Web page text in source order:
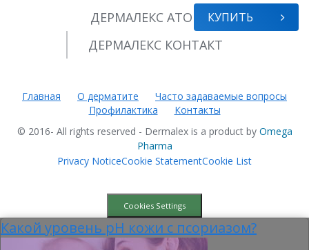
ДЕРМАЛЕКС АТОПИК
ДЕРМАЛЕКС КОНТАКТ
КУПИТЬ
Главная О дерматите
Часто задаваемые вопросы
Профилактика
Контакты
© 2016- All rights reserved - Dermalex is a product by Omega
Pharma
Privacy NoticeCookie StatementCookie List
Cookies Settings
Какой уровень pH кожи с псориазом?